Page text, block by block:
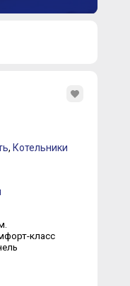
, Котельники
класс